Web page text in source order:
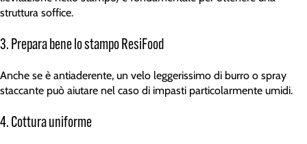
struttura soffice.
3. Prepara bene lo stampo ResiFood
Anche se è antiaderente, un velo leggerissimo di burro o spray
staccante può aiutare nel caso di impasti particolarmente umidi.
4. Cottura uniforme